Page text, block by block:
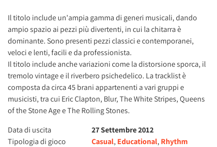
Il titolo include un'ampia gamma di generi musicali, dando
ampio spazio ai pezzi più divertenti, in cui la chitarra è
dominante. Sono presenti pezzi classici e contemporanei,
veloci e lenti, facili e da professionista.
Il titolo include anche variazioni come la distorsione sporca, il
tremolo vintage e il riverbero psichedelico. La tracklist è
composta da circa 45 brani appartenenti a vari gruppi e
musicisti, tra cui Eric Clapton, Blur, The White Stripes, Queens
of the Stone Age e The Rolling Stones.
Data di uscita
27 Settembre 2012
Tipologia di gioco
Casual, Educational, Rhythm